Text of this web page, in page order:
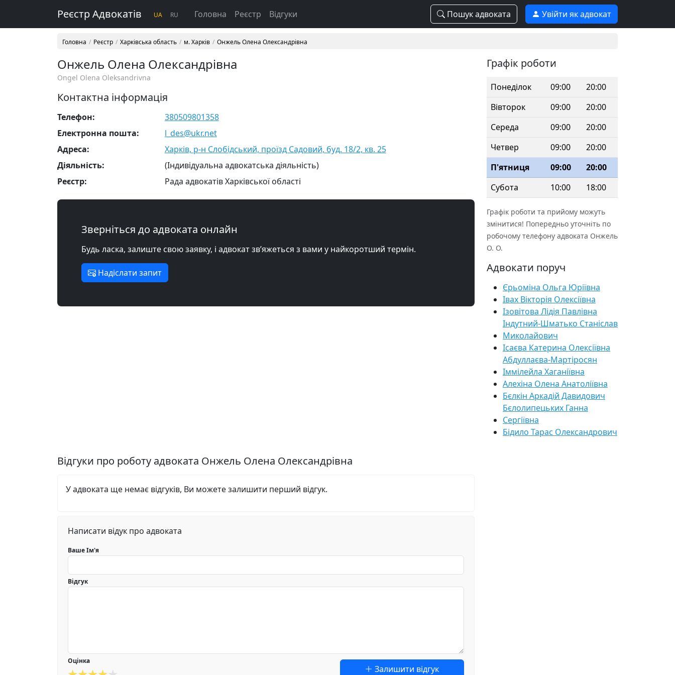
Реєстр Адвокатів UA RU Головна Реєстр Відгуки Пошук адвоката Увійти як адвокат
Головна Реєстр Харківська область м. Харків Онжель Олена Олександрівна
Онжель Олена Олександрівна
Ongel Olena Oleksandrivna
Контактна інформація
Телефон:
380509801358
Електронна пошта:
l_des@ukr.net
Адреса:
Харків, р-н Слобідський, проїзд Садовий, буд. 18/2, кв. 25
Діяльність:
(Індивідуальна адвокатська діяльність)
Реєстр:
Рада адвокатів Харківської області
Зверніться до адвоката онлайн
Будь ласка, залиште свою заявку, і адвокат зв’яжеться з вами у найкоротший термін.
Надіслати запит
Відгуки про роботу адвоката Онжель Олена Олександрівна
У адвоката ще немає відгуків, Ви можете залишити перший відгук.
Написати відук про адвоката
Ваше Ім'я
Відгук
Оцінка
Залишити відгук
Графік роботи
Понеділок 09:00
20:00
Вівторок
09:00
20:00
Середа
09:00
20:00
Четвер
09:00
20:00
П'ятниця
09:00
20:00
Субота
10:00 18:00
Графік роботи та прийому можуть
змінитися! Попередньо уточніть по
робочому телефону адвоката Онжель
О. О.
Адвокати поруч
Єрьоміна Ольга Юріївна
Івах Вікторія Олексіївна
Ізовітова Лідія Павлівна
Індутний-Шматько Станіслав
Миколайович
Ісаєва Катерина Олексіївна
Абдуллаєва-Мартіросян
Іммілейла Хаганіївна
Алехіна Олена Анатоліївна
Бєлкін Аркадій Давидович
Бєлолипецьких Ганна
Сергіївна
Бідило Тарас Олександрович